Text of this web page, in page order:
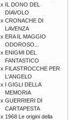
IL DONO DEL
DIAVOLO
CRONACHE DI
LAVENZA
ERA IL MAGGIO
ODOROSO...
ENIGMI DEL
FANTASTICO
FILASTROCCHE PER
L'ANGELO
I GIGLI DELLA
MEMORIA
GUERRIERI DI
CARTAPESTA
1968 Le origini della